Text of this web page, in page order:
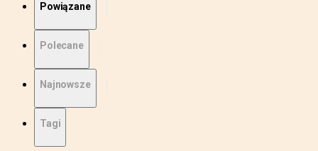
Powiązane
Polecane
Najnowsze
Tagi